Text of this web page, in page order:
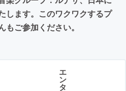
します。このワクワクするプ
もご参加ください。
エ
ン
タ